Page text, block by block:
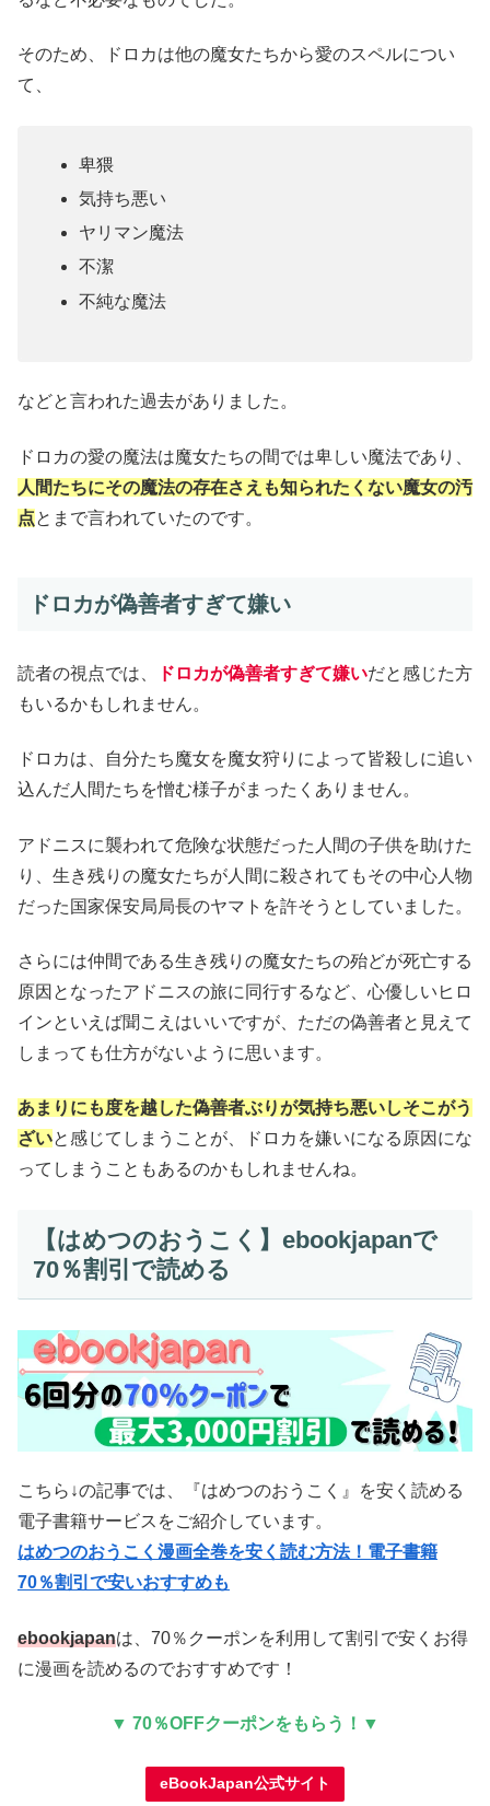
そのため、ドロカは他の魔女たちから愛のスペルについ
て、
卑猥
気持ち悪い
ヤリマン魔法
不潔
不純な魔法
などと言われた過去がありました。
ドロカの愛の魔法は魔女たちの間では卑しい魔法であり、
人間たちにその魔法の存在さえも知られたくない魔女の汚
点とまで言われていたのです。
ドロカが偽善者すぎて嫌い
読者の視点では、 ドロカが偽善者すぎて嫌いだと感じた方
もいるかもしれません。
ドロカは、自分たち魔女を魔女狩りによって皆殺しに追い
込んだ人間たちを憎む様子がまったくありません。
アドニスに襲われて危険な状態だった人間の子供を助けた
り、生き残りの魔女たちが人間に殺されてもその中心人物
だった国家保安局局長のヤマトを許そうとしていました。
さらには仲間である生き残りの魔女たちの殆どが死亡する
原因となったアドニスの旅に同行するなど、心優しいヒロ
インといえば聞こえはいいですが、ただの偽善者と見えて
しまっても仕方がないように思います。
あまりにも度を越した偽善者ぶりが気持ち悪いしそこがう
ざいと感じてしまうことが、ドロカを嫌いになる原因にな
ってしまうこともあるのかもしれませんね。
【はめつのおうこく】ebookjapanで
70％割引で読める
こちら↓の記事では、『はめつのおうこく』を安く読める
電子書籍サービスをご紹介しています。
はめつのおうこく漫画全巻を安く読む方法！電子書籍
70％割引で安いおすすめも
ebookjapanは、70％クーポンを利用して割引で安くお得
に漫画を読めるのでおすすめです！
▼ 70％OFFクーポンをもらう！▼
eBookJapan公式サイト